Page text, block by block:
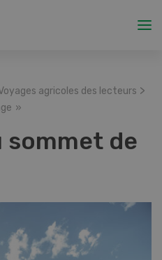
agricoles des lecteurs >
»
sommet de